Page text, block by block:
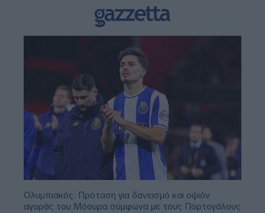
Ολυμπιακός: Πρόταση για δανεισμό και οψιόν
αγοράς του Μόουρα σύμφωνα με τους Πορτογάλους